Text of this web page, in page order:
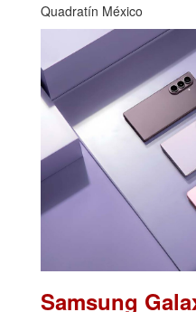
Quadratín México
Samsung